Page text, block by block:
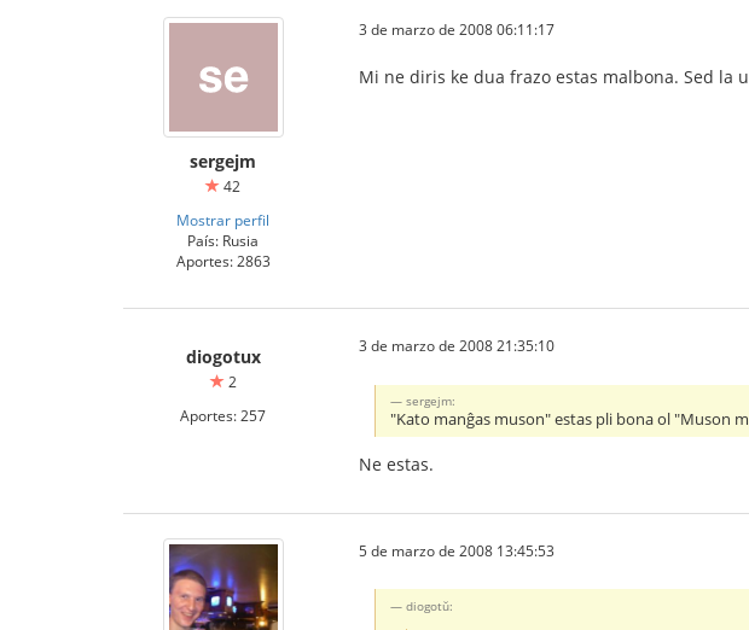
sergejm
42
Mostrar perfil
País: Rusia
Aportes: 2863
3 de marzo de 2008 06:11:17
Mi ne diris ke dua frazo estas malbona. Sed la
diogotux
2
Aportes: 257
3 de marzo de 2008 21:35:10
sergejm:
"Kato manĝas muson" estas pli bona ol "Muson
Ne estas.
5 de marzo de 2008 13:45:53
diogotŭ: